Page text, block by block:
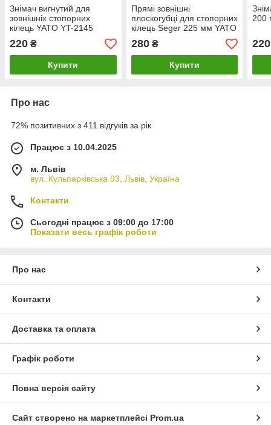
Знімач вигнутий для
зовнішніх стопорних
кілець YATO YT-2145
220 ₴
Купити
Прямі зовнішні
плоскогубці для стопорних
кілець Seger 225 мм YATO
YT-1988
280₴
Купити
200
220
Про нас
72% позитивних з 411 відгуків за рік
Працює з 10.04.2025
м. Львів
вул. Кульпарківська 93, Львів, Україна
Контакти
Сьогодні працює з 09:00 до 17:00
Показати весь графік роботи
Про нас
Контакти
Доставка та оплата
Графік роботи
Повна версія сайту
Сайт створено на маркетплейсі Prom.ua